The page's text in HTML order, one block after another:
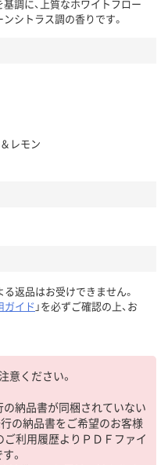
調に、上質なホワイトフロー
シトラス調の香りです。
レモン
る返品はお受けできません。
ガイド 」を必ずご確認の上、お
意ください。
の納品書が同梱されていない
の納品書をご希望のお客様
ご利用履歴よりＰＤＦファイ
。